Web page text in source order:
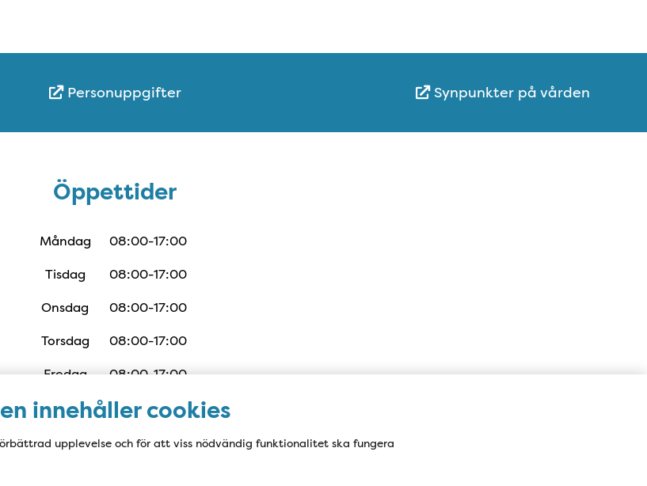
innehåller cookies
upplevelse och för att viss nödvändig funktionalitet ska fungera
Personuppgifter Synpunkter på vården
Öppettider
Måndag
08:00-17:00
Tisdag
08:00-17:00
Onsdag
08:00-17:00
Torsdag
08:00-17:00
Fredag
08:00-17:00